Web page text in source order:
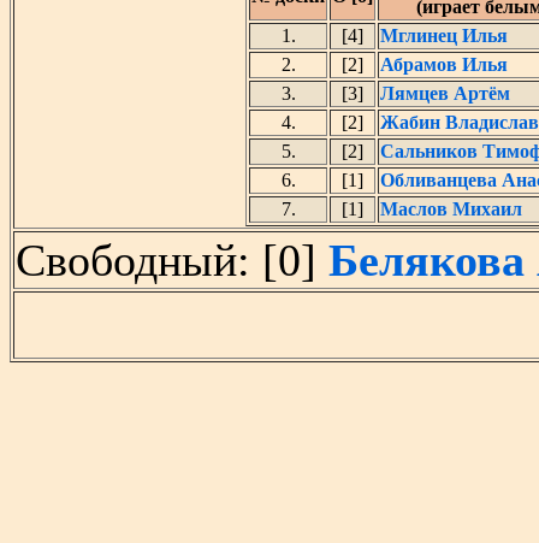
(играет
1.
[4]
Мглинец Илья
2.
[2]
Абрамов Илья
3.
[3]
Лямцев Артём
4.
[2]
Жабин Владислав
5.
[2]
Сальников
6.
[1]
Обливанцева
7.
[1] Маслов Михаил
Свободный: [0]